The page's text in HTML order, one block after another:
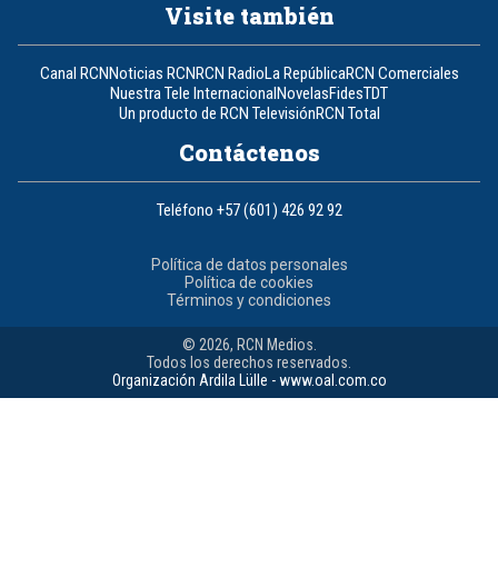
Visite también
Canal RCN Noticias RCN RCN RadioLa RepúblicaRCN Comerciales
Nuestra Tele Internacional NovelasFidesTDT
Un producto de RCN TelevisiónRCN Total
Contáctenos
Teléfono +57 (601) 426 92 92
Política de datos personales
Política de cookies
Términos y condiciones
© 2026, RCN Medios.
Todos los derechos reservados.
Organización Ardila Lülle - www.oal.com.co